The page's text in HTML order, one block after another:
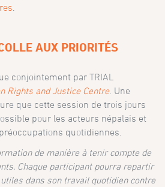
AUX PRIORITÉS
conjointement par TRIAL
Rights and Justice Centre. Une
que cette session de trois jours
pour les acteurs népalais et
quotidiennes.
de manière à tenir compte de
Chaque participant pourra repartir
dans son travail quotidien contre